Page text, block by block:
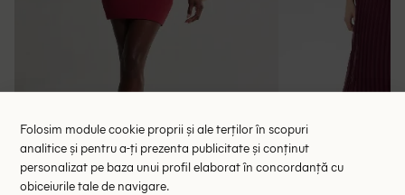
Folosim module cookie proprii și ale terților în scopuri
analitice și pentru a-ți prezenta publicitate și conținut
personalizat pe baza unui profil elaborat în concordanță cu
obiceiurile tale de navigare.